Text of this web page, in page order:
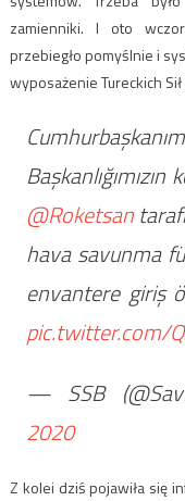
zamienniki. I oto
przebiegło pomyślnie i
wyposażenie Tureckich
@Roketsan
hava savunma
envantere giriş
pic.twitter.com/
— SSB
2020
Z kolei dziś pojawiła się